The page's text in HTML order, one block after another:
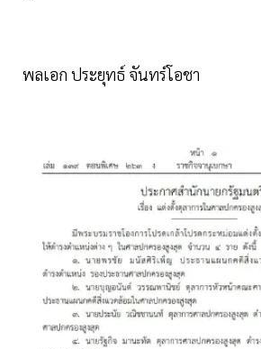
พลเอก ประยุทธ์ จันทร์โอชา